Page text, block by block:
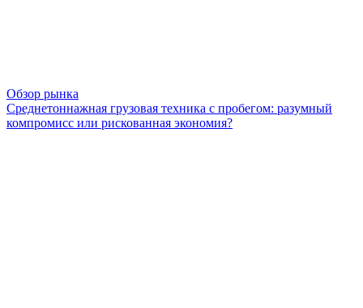
Обзор рынка
Среднетоннажная грузовая техника с пробегом: разумный
компромисс или рискованная экономия?